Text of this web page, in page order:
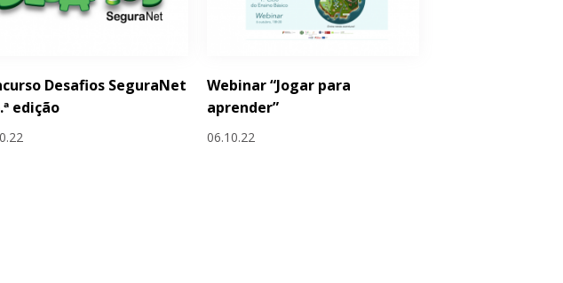
Desafios SeguraNet
edição
Webinar “Jogar para
aprender”
06.10.22